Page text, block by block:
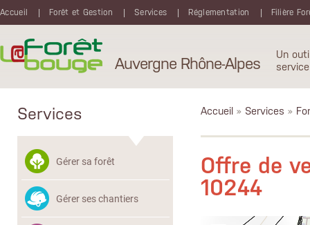
Accueil
Forêt et Gestion Services Réglementation Filière
Auvergne Rhône-Alpes
Un
Services
Gérer sa forêt
Gérer ses chantiers
Accueil » Services »
Offre de
10244